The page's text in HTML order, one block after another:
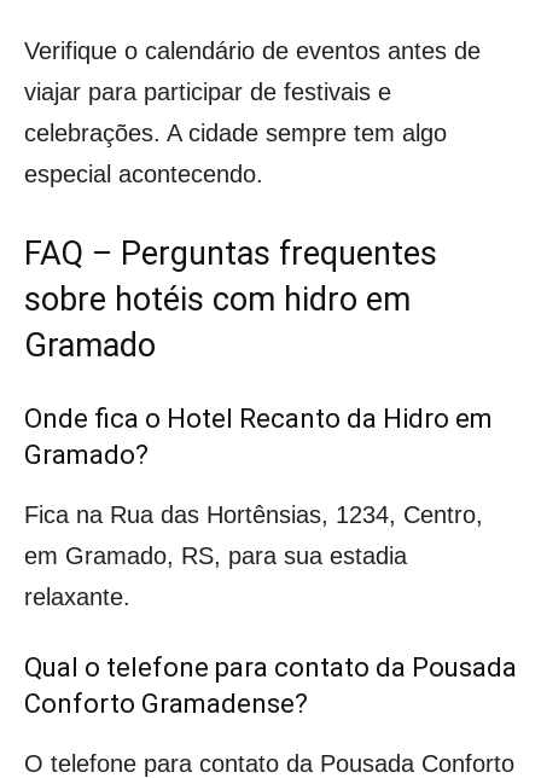
Verifique o calendário de eventos antes de
viajar para participar de festivais e
celebrações. A cidade sempre tem algo
especial acontecendo.
FAQ – Perguntas frequentes
sobre hotéis com hidro em
Gramado
Onde fica o Hotel Recanto da Hidro em
Gramado?
Fica na Rua das Hortênsias, 1234, Centro,
em Gramado, RS, para sua estadia
relaxante.
Qual o telefone para contato da Pousada
Conforto Gramadense?
O telefone para contato da Pousada Conforto